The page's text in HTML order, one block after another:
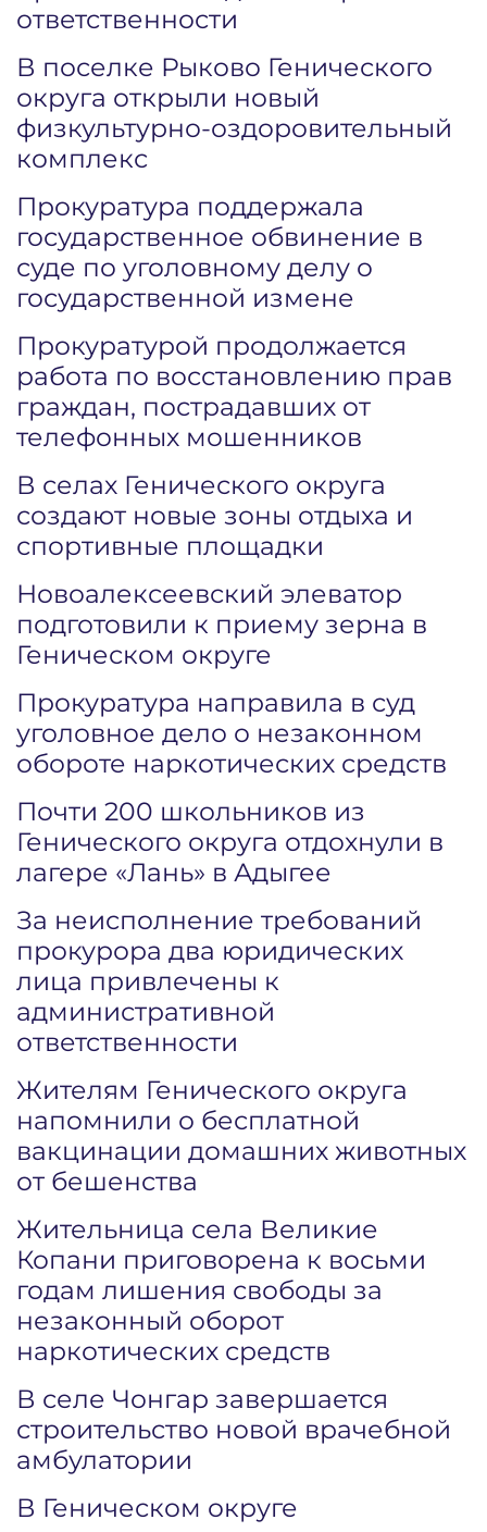
ответственности
В поселке Рыково Генического
округа открыли новый
физкультурно-оздоровительный
комплекс
Прокуратура поддержала
государственное обвинение в
суде по уголовному делу о
государственной измене
Прокуратурой продолжается
работа по восстановлению прав
граждан, пострадавших от
телефонных мошенников
В селах Генического округа
создают новые зоны отдыха и
спортивные площадки
Новоалексеевский элеватор
подготовили к приему зерна в
Геническом округе
Прокуратура направила в суд
уголовное дело о незаконном
обороте наркотических средств
Почти 200 школьников из
Генического округа отдохнули в
лагере «Лань» в Адыгее
За неисполнение требований
прокурора два юридических
лица привлечены к
административной
ответственности
Жителям Генического округа
напомнили о бесплатной
вакцинации домашних животных
от бешенства
Жительница села Великие
Копани приговорена к восьми
годам лишения свободы за
незаконный оборот
наркотических средств
В селе Чонгар завершается
строительство новой врачебной
амбулатории
В Геническом округе